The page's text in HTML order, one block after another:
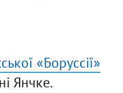
«Боруссії»
Янчке.